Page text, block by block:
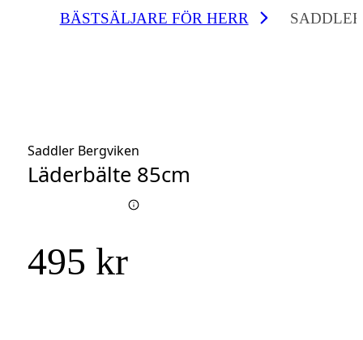
BÄSTSÄLJARE FÖR HERR
Saddler Bergviken
Läderbälte 85cm
495 kr